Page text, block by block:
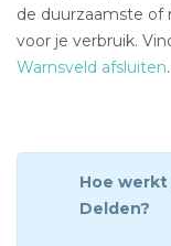
de duurzaamste of
voor je verbruik.
Warnsveld afsluiten.
Hoe
Delden?